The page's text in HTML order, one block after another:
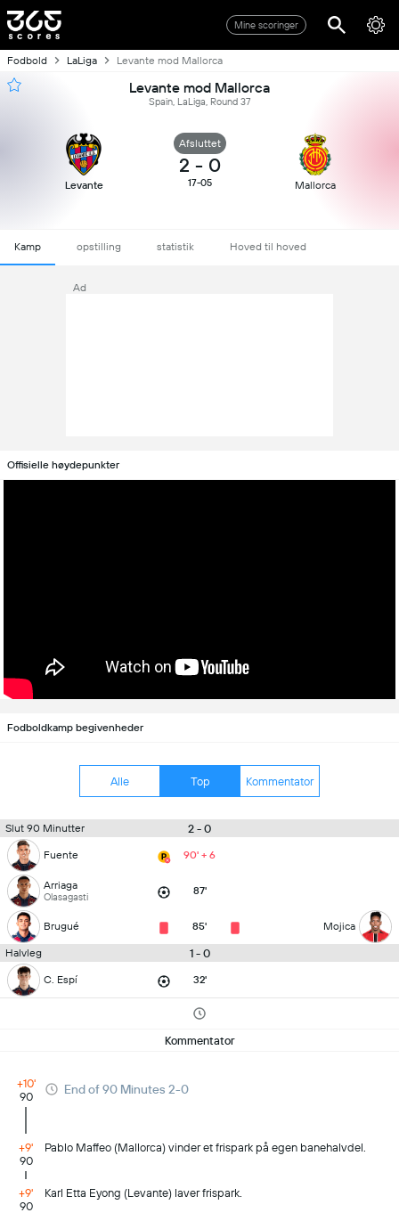
Mine scoringer
Fodbold LaLiga Levante mod Mallorca
Levante mod Mallorca
Spain, LaLiga, Round 37
Levante
Afsluttet
2 - 0
17-05 Mallorca
Kamp opstilling statistik Hoved til hoved
Ad
Offisielle høydepunkter
Fodboldkamp begivenheder
Alle Top Kommentator
Slut 90 Minutter 2 - 0
Fuente 90' + 6
Arriaga
Olasagasti 87'
Brugué 85' Mojica
Halvleg 1 - 0
C. Espí 32'
Kommentator
+10'
90
End of 90 Minutes 2-0
+9'
90
Pablo Maffeo (Mallorca) vinder et frispark på egen banehalvdel.
+9'
90
Karl Etta Eyong (Levante) laver frispark.